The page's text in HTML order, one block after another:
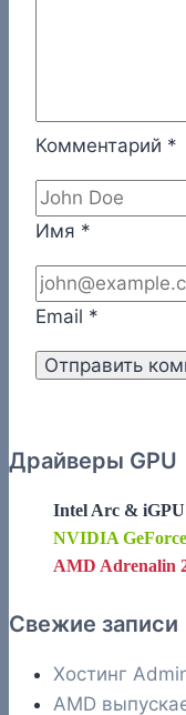
Комментарий *
Имя *
Email *
Драйверы GPU
Intel Arc &
NVIDIA
AMD Adrenalin
Свежие записи
Хостинг
AMD